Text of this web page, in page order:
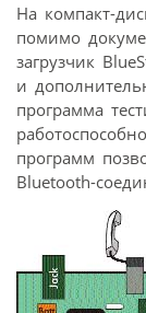
На компакт-
помимо
загрузчик
и
программа
программ
Bluetooth-